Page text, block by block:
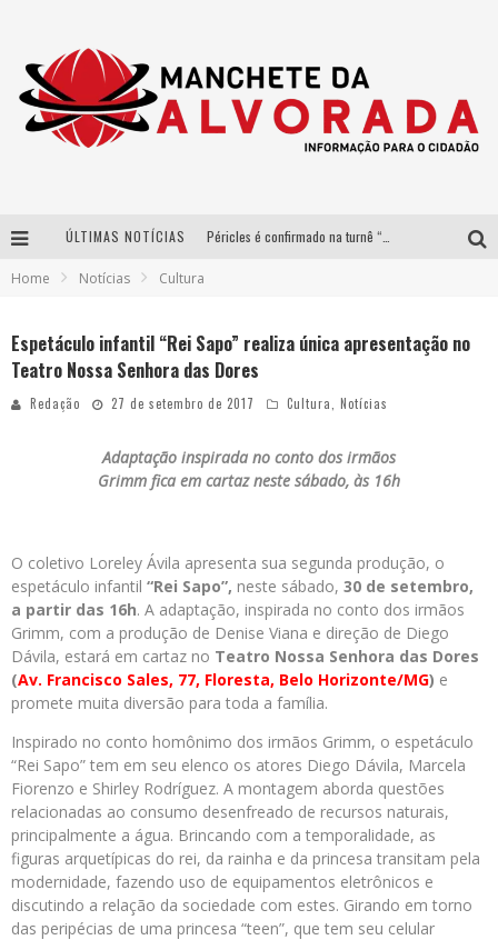
ÚLTIMAS NOTÍCIAS
Home Notícias Cultura
Espetáculo infantil “Rei Sapo” realiza única apresentação no
Teatro Nossa Senhora das Dores
Redação 27 de setembro de 2017 Cultura Notícias
Adaptação inspirada no conto dos irmãos
Grimm fica em cartaz neste sábado, às 16h
O coletivo Loreley Ávila apresenta sua segunda produção, o
espetáculo infantil “Rei Sapo”, neste sábado, 30 de setembro,
a partir das 16h. A adaptação, inspirada no conto dos irmãos
Grimm, com a produção de Denise Viana e direção de Diego
Dávila, estará em cartaz no Teatro Nossa Senhora das Dores
(Av. Francisco Sales, 77, Floresta, Belo Horizonte/MG) e
promete muita diversão para toda a família.
Inspirado no conto homônimo dos irmãos Grimm, o espetáculo
“Rei Sapo” tem em seu elenco os atores Diego Dávila, Marcela
Fiorenzo e Shirley Rodríguez. A montagem aborda questões
relacionadas ao consumo desenfreado de recursos naturais,
principalmente a água. Brincando com a temporalidade, as
figuras arquetípicas do rei, da rainha e da princesa transitam pela
modernidade, fazendo uso de equipamentos eletrônicos e
discutindo a relação da sociedade com estes. Girando em torno
das peripécias de uma princesa “teen”, que tem seu celular